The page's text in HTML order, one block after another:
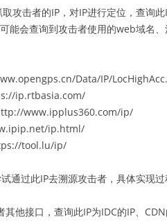
攻击者的IP，对IP进行定位，查询
能会查询到攻击者使用的web域名
Data/IP/
ip.rtbasia.com/
www.ipplus360.com/ip/
ip.html/
tool.lu/ip/
通过此IP去溯源攻击者，具体实现过
他接口，查询此IP为IDC的IP、CDN